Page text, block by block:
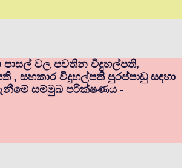
පාසල් වල පවතින විදුහල්පති,
, සහකාර විදුහල්පති පුරප්පාඩු සඳහා
සම්මුඛ පරීක්ෂණය -